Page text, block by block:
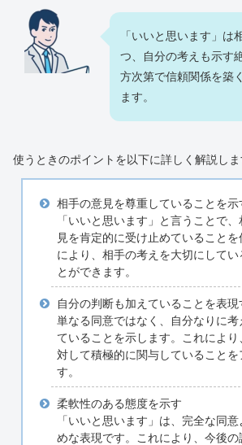
「いいと思います」は
つ、自分の考えも示す
方次第で信頼関係を築
ます。
使うときのポイントを以下に詳しく解説しま
相手の意見を尊重していることを示
「いいと思います」と言うことで
見を肯定的に受け止めていること
により、相手の考えを大切にしてい
とができます。
自分の判断も加えていることを表現
単なる同意ではなく、自分なりに考
ていることを示します。これによ
対して積極的に関与していることを
す。
柔軟性のある態度を示す
「いいと思います」は、完全な同
めな表現です。これにより、今後